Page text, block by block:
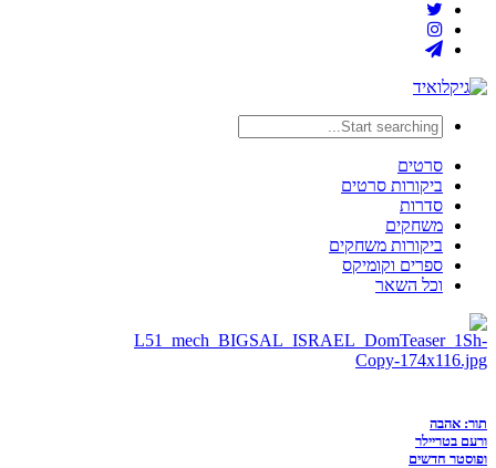
סרטים
ביקורות סרטים
סדרות
משחקים
ביקורות משחקים
ספרים וקומיקס
וכל השאר
תור: אהבה
ורעם בטריילר
ופוסטר חדשים